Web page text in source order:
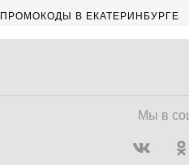
ПРОМОКОДЫ В ЕКАТЕРИНБУРГЕ
Мы в